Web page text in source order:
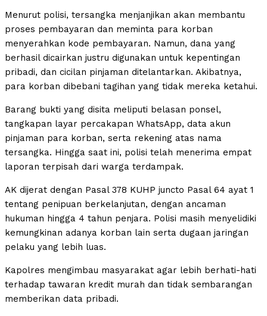
Menurut polisi, tersangka menjanjikan akan membantu
proses pembayaran dan meminta para korban
menyerahkan kode pembayaran. Namun, dana yang
berhasil dicairkan justru digunakan untuk kepentingan
pribadi, dan cicilan pinjaman ditelantarkan. Akibatnya,
para korban dibebani tagihan yang tidak mereka ketahui.
Barang bukti yang disita meliputi belasan ponsel,
tangkapan layar percakapan WhatsApp, data akun
pinjaman para korban, serta rekening atas nama
tersangka. Hingga saat ini, polisi telah menerima empat
laporan terpisah dari warga terdampak.
AK dijerat dengan Pasal 378 KUHP juncto Pasal 64 ayat 1
tentang penipuan berkelanjutan, dengan ancaman
hukuman hingga 4 tahun penjara. Polisi masih menyelidiki
kemungkinan adanya korban lain serta dugaan jaringan
pelaku yang lebih luas.
Kapolres mengimbau masyarakat agar lebih berhati-hati
terhadap tawaran kredit murah dan tidak sembarangan
memberikan data pribadi.